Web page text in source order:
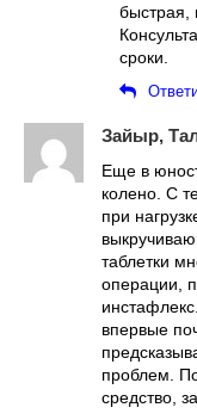
быстрая,
сроки.
Зайыр,
Еще в
колено. С
при
таблетки
операции,
впервые
проблем.
средство,